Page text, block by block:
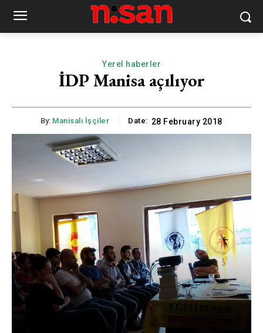
Yerel haberler
İDP Manisa açılıyor
By: Manisalı İşçiler Date: 28 February 2018